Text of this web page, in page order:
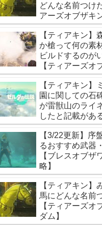
どんな名前つけ
アーズオブザキ
【ティアキン】
か槍って何の素
ビルドするのが
【ティアーズオ
ダム】
【ティアキン】
園に関しての石
が雷獣山のライ
したと記載があ
っていつの話?
ズオブザキング
【3/22更新】序
るおすすめ武器
【ブレスオブザ
略】
【ティアキン】
馬にどんな名前
【ティアーズオ
ダム】